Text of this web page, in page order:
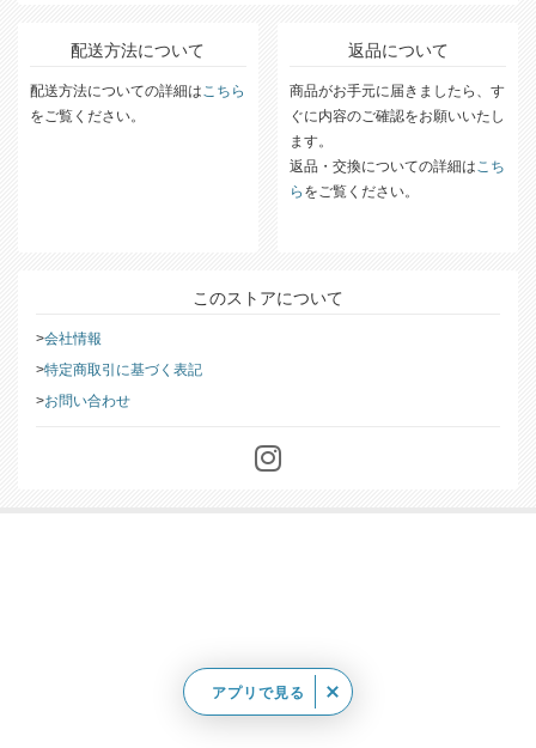
配送方法について
配送方法についての詳細はこちら
をご覧ください。
返品について
商品がお手元に届きましたら、す
ぐに内容のご確認をお願いいたし
ます。
返品・交換についての詳細はこち
ら をご覧ください。
このストアについて
会社情報
特定商取引に基づく表記
お問い合わせ
アプリで見る